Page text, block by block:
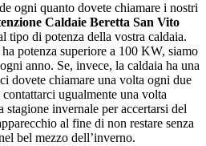
ogni quanto dovete chiamare i nostri
Caldaie Beretta San Vito
tipo di potenza della vostra caldaia.
potenza superiore a 100 KW, siamo
anno. Se, invece, la caldaia ha una
dovete chiamare una volta ogni due
ugualmente una volta
stagione invernale per accertarsi del
al fine di non restare senza
bel mezzo dell’inverno.